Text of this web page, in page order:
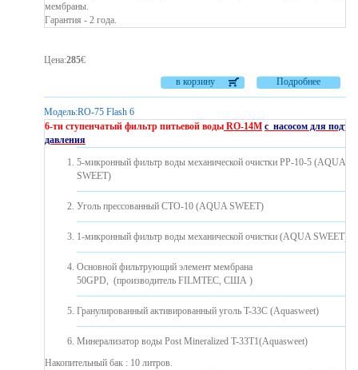
мембраны.
Гарантия - 2 года.
Цена:285€
Подробнее
в корзину
Модель:RO-75 Flash 6
6-ти ступенчатый фильтр питьевой воды RO-14М с насосом для
давления
5-микронный фильтр воды механической очистки PP-10-5 (AQUA
SWEET)
Уголь прессованный CTO-10 (AQUA SWEET)
1-микронный фильтр воды механической очистки (AQUA SWEET)
Основной фильтрующий элемент мембрана
50GPD, (производитель FILMTEC, США )
Гранулированный активированный уголь T-33C (Aquasweet)
Минерализатор воды Post Mineralized T-33T1(Aquasweet)
Накопительный бак : 10 литров.